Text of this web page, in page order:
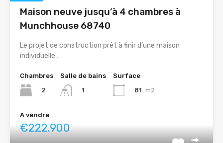
Maison neuve jusqu’à 4 chambres à
Munchhouse 68740
Le projet de construction prêt à finir d’une maison
individuelle…
Chambres
2
Salle de bains
1
Surface
81 m2
A vendre
€222.900